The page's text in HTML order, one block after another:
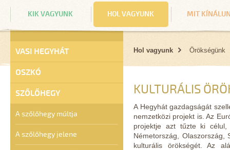
KIK VAGYUNK HOL VAGYUNK MIT
VASI HEGYHÁT
OSZKÓ
SZŐLŐHEGY
A szőlőhegy múltja
A szőlőhegy jelene
Hol vagyunk Örökségünk
KULTURÁLIS
A Hegyhát gazdagságát
nemzetközi projekt is. Az
projektje azt tűzte ki célul,
Németország,
kulturális örökségét. Az